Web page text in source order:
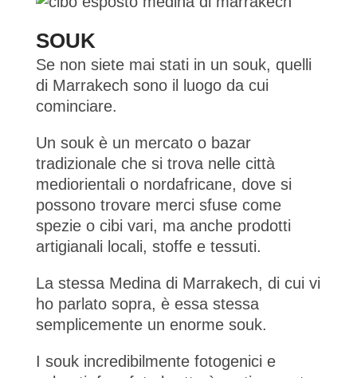
SOUK
Se non siete mai stati in un souk, quelli
di Marrakech sono il luogo da cui
cominciare.
Un souk è un mercato o bazar
tradizionale che si trova nelle città
mediorientali o nordafricane, dove si
possono trovare merci sfuse come
spezie o cibi vari, ma anche prodotti
artigianali locali, stoffe e tessuti.
La stessa Medina di Marrakech, di cui vi
ho parlato sopra, è essa stessa
semplicemente un enorme souk.
I souk incredibilmente fotogenici e